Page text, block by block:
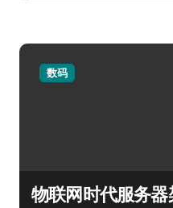
数码
物联网时代服务